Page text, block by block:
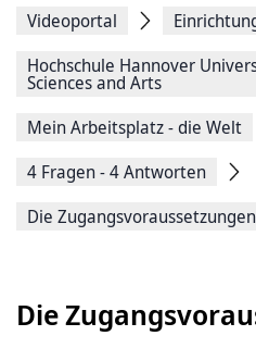
Seite
Videoportal
Hochschule ­Hannover
Sciences and Arts
Mein Arbeitsplatz - die Welt
4 Fragen - 4 Antworten
Die Zugangsvoraussetzungen
Die